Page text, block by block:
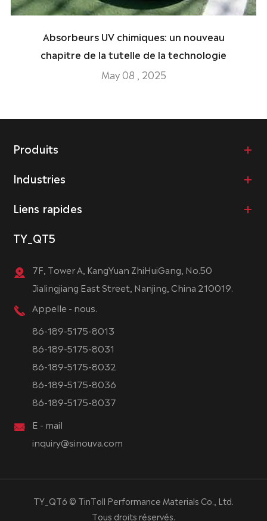
Absorbeurs UV chimiques: un nouveau
chapitre de la tutelle de la technologie
May 08 , 2025
Produits
Industries
Liens rapides
TY_QT5
7F, Tower A, KangYuan ZhiHuiGang, No.50
Jialingjiang East Street, Nanjing, China 210019.
Appelle - nous.
86-189-5175-8013
86-189-5175-8031
86-189-5175-8032
86-189-5175-8036
86-189-5175-8037
E - mail
inquiry@sinouva.com
TY_QT6 © TinToll Performance Materials Co., Ltd.
Tous droits réservés.